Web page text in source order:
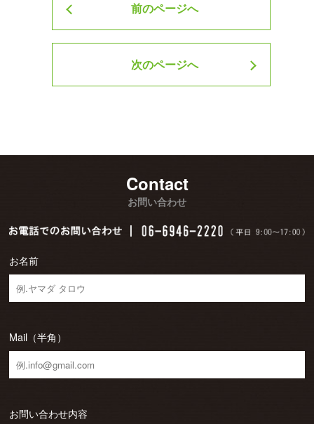
前のページへ
次のページへ
Contact
お問い合わせ
お名前
Mail（半角）
お問い合わせ内容